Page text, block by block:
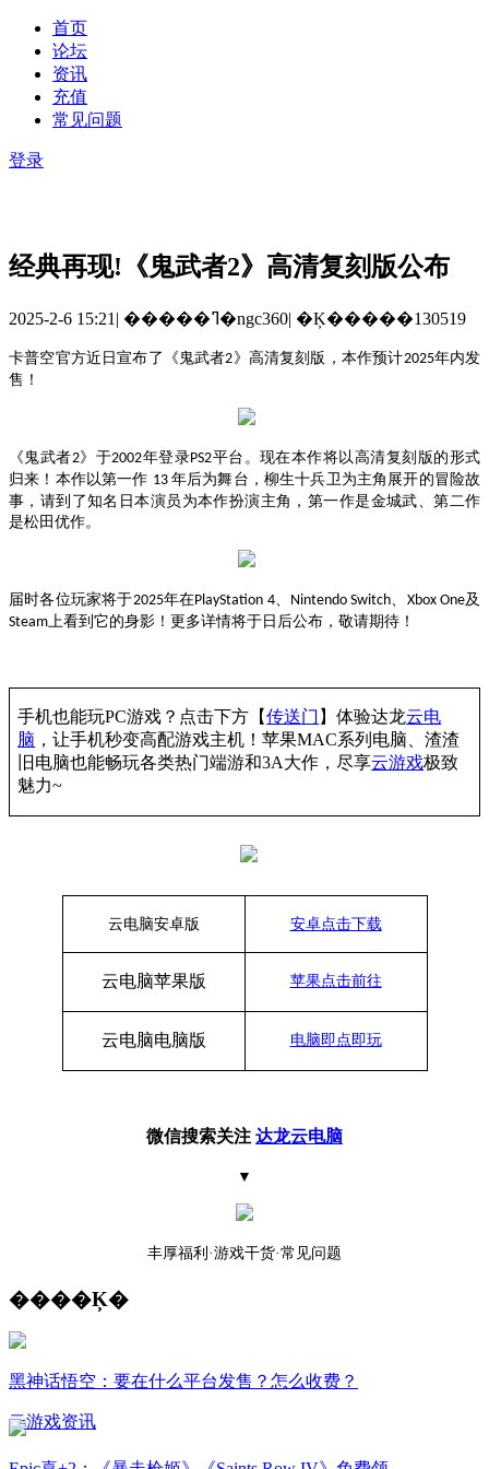
首页
论坛
资讯
充值
常见问题
登录
经典再现!《鬼武者2》高清复刻版公布
2025-2-6 15:21 | �����ߣ�ngc360| �Ķ�����130519
卡普空官方近日宣布了《鬼武者2》高清复刻版，本作预计2025年内发
售！
《鬼武者2》于2002年登录PS2平台。现在本作将以高清复刻版的形式
归来！本作以第一作 13 年后为舞台，柳生十兵卫为主角展开的冒险故
事，请到了知名日本演员为本作扮演主角，第一作是金城武、第二作
是松田优作。
届时各位玩家将于2025年在PlayStation 4、 Nintendo Switch Xbox One及
Steam 上看到它的身影！更多详情将于日后公布，敬请期待！
手机也能玩PC游戏？点击下方【传送门 】体验达龙云电
脑 ，让手机秒变高配游戏主机 ！苹果MAC系列电脑、渣渣
旧电脑也能畅玩各类热门端游和3A大作，尽享云游戏极致
魅力~
云电脑安卓版 安卓点击下载
云电脑苹果版 苹果点击前往
云电脑电脑版 电脑即点即玩
微信搜索关注 达龙云电脑
▼
丰厚福利 ·游戏干货·常见问题
����Ķ�
黑神话悟空：要在什么平台发售？怎么收费？
云游戏资讯